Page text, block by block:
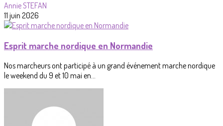
Annie STEFAN
11 juin 2026
Esprit marche nordique en Normandie
Nos marcheurs ont participé à un grand événement marche nordique
le weekend du 9 et 10 mai en...